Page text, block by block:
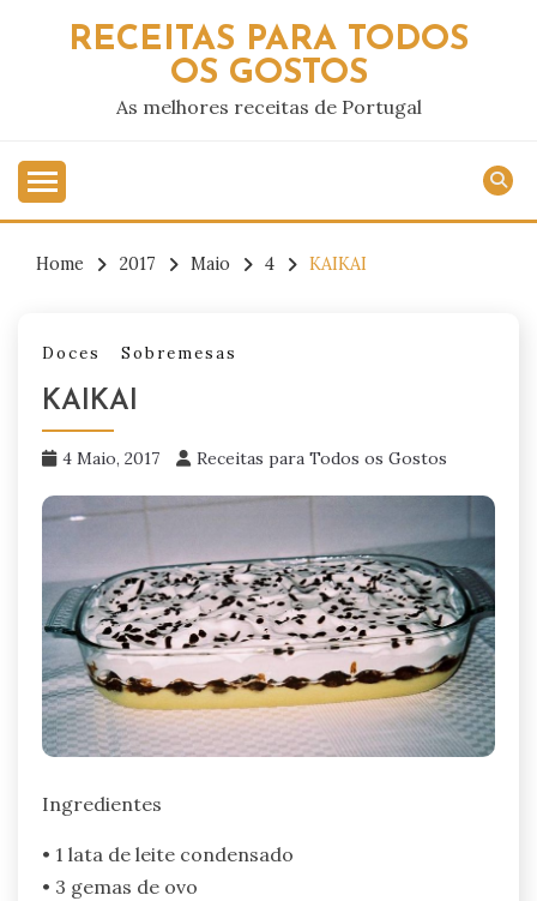
RECEITAS PARA TODOS
OS GOSTOS
As melhores receitas de Portugal
Home 2017 Maio 4 KAIKAI
Doces Sobremesas
KAIKAI
4 Maio, 2017 Receitas para Todos os Gostos
Ingredientes
• 1 lata de leite condensado
• 3 gemas de ovo